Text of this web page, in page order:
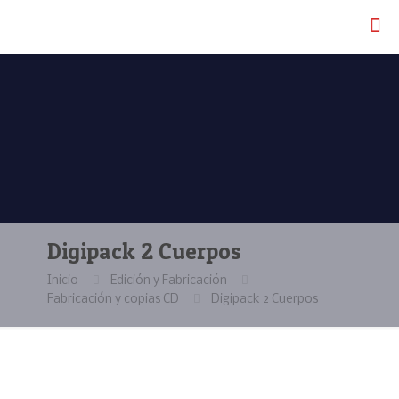
Digipack 2 Cuerpos
Inicio
Edición y Fabricación
Fabricación y copias CD
Digipack 2 Cuerpos